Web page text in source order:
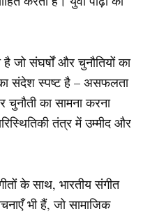
जो संघर्षों और चुनौतियों का
संदेश स्पष्ट है – असफलता
का सामना करना
तंत्र में उम्मीद और
के साथ, भारतीय संगीत
भी हैं, जो सामाजिक